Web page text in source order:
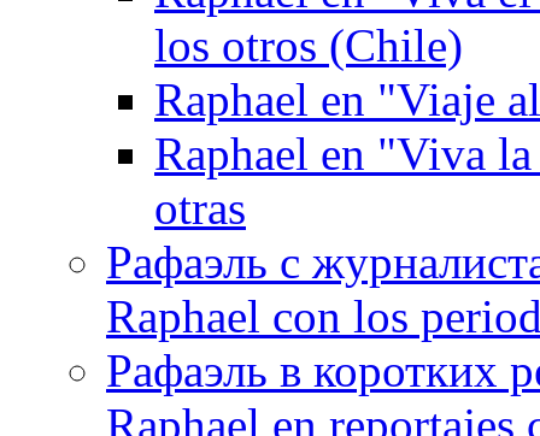
los otros (Chile)
Raphael en "Viaje
Raphael en "Viva
otras
Рафаэль с
Raphael con los
Рафаэль в коротких
Raphael en reportajes